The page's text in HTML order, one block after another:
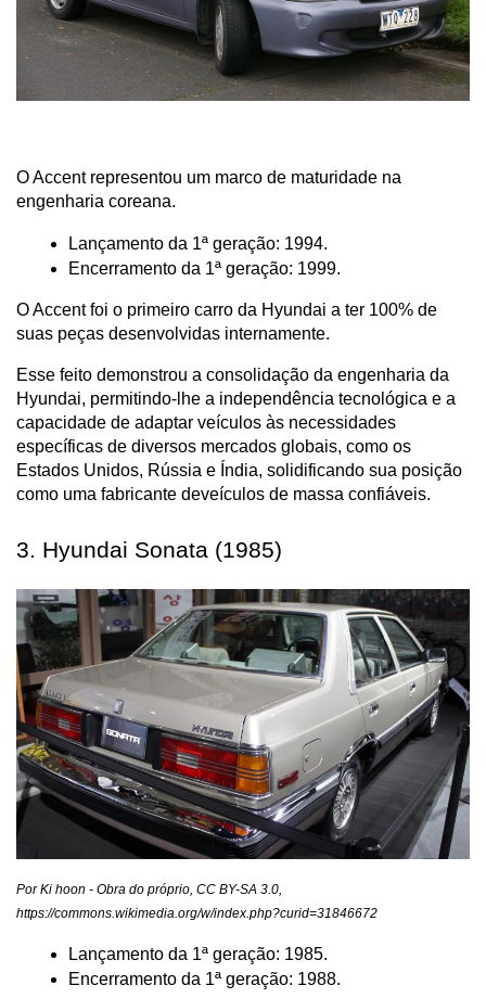
O Accent representou um marco de maturidade na
engenharia coreana.
Lançamento da 1ª geração: 1994.
Encerramento da 1ª geração: 1999.
O Accent foi o primeiro carro da Hyundai a ter 100% de
suas peças desenvolvidas internamente.
Esse feito demonstrou a consolidação da engenharia da
Hyundai, permitindo-lhe a independência tecnológica e a
capacidade de adaptar veículos às necessidades
específicas de diversos mercados globais, como os
Estados Unidos, Rússia e Índia, solidificando sua posição
como uma fabricante deveículos de massa confiáveis.
3. Hyundai Sonata (1985)
Por Ki hoon - Obra do próprio, CC BY-SA 3.0,
https://commons.wikimedia.org/w/index.php?curid=31846672
Lançamento da 1ª geração: 1985.
Encerramento da 1ª geração: 1988.